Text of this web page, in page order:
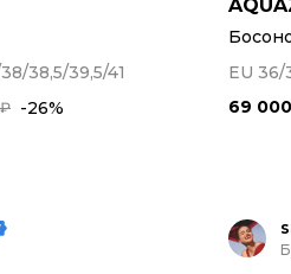
38,5/39,5/41
₽ -26%
EU 36/
69